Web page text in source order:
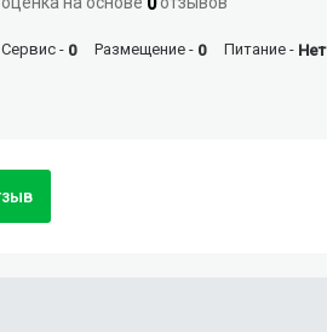
0
Сервис - 0Размещение - 0Питание - Нет